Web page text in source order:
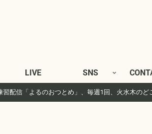
LIVE SNS
習配信「よるのおつとめ」、毎週1回、火水木のど